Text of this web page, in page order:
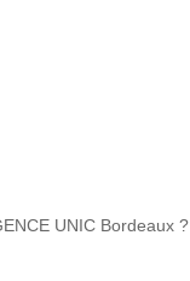
UNIC Bordeaux ?